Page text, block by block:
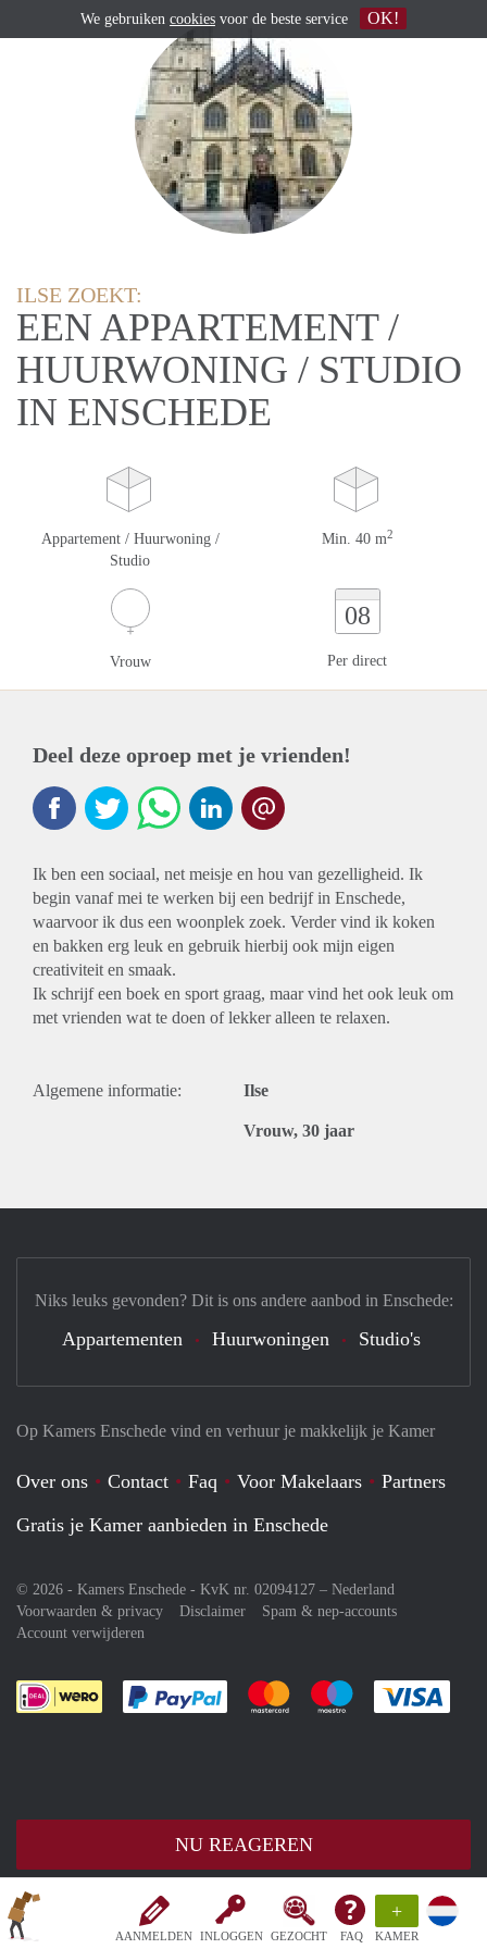
AANMELDEN INLOGGEN GEZOCHT FAQ
+
KAMER
ILSE ZOEKT:
EEN APPARTEMENT /
HUURWONING / STUDIO
IN ENSCHEDE
Appartement / Huurwoning /
Studio
Min. 40 m2
Vrouw
08
Per direct
Deel deze oproep met je vrienden!
Ik ben een sociaal, net meisje en hou van gezelligheid. Ik
begin vanaf mei te werken bij een bedrijf in Enschede,
waarvoor ik dus een woonplek zoek. Verder vind ik koken
en bakken erg leuk en gebruik hierbij ook mijn eigen
creativiteit en smaak.
Ik schrijf een boek en sport graag, maar vind het ook leuk om
met vrienden wat te doen of lekker alleen te relaxen.
Algemene informatie: Ilse
Vrouw, 30 jaar
NU REAGEREN
Op Kamers Enschede vind en verhuur je makkelijk je Kamer
Over ons Contact Faq Voor Makelaars
Partners
Gratis je Kamer aanbieden in Enschede
© 2026 - Kamers Enschede - KvK nr. 02094127 – Nederland
Voorwaarden & privacy
Disclaimer
Spam & nep-accounts
Account verwijderen
Je rekent gemakkelijk af met Paypal
Je rekent gemakkelijk af met
Je rekent
Niks leuks gevonden? Dit is ons andere aanbod in Enschede:
Appartementen Huurwoningen Studio's
We gebruiken cookies voor de beste service OK!